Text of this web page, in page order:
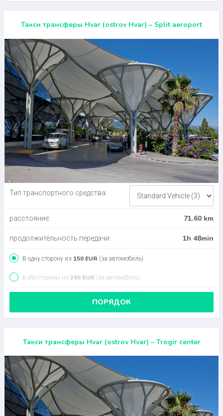
Такси трансферы Hvar (ostrov Hvar) – Split aeroport
Тип транспортного средства:
расстояние: 71.60 km
продолжительность передачи: 1h 48min
В одну сторону из 150 EUR (за автомобиль)
в обе стороны из 285 EUR (за автомобиль)
ПОРЯДОК
Такси трансферы Hvar (ostrov Hvar) – Trogir center